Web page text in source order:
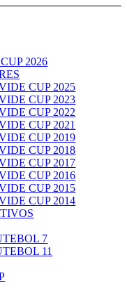
2026
CUP 2025
CUP 2023
CUP 2022
CUP 2021
CUP 2019
CUP 2018
CUP 2017
CUP 2016
CUP 2015
CUP 2014
7
11